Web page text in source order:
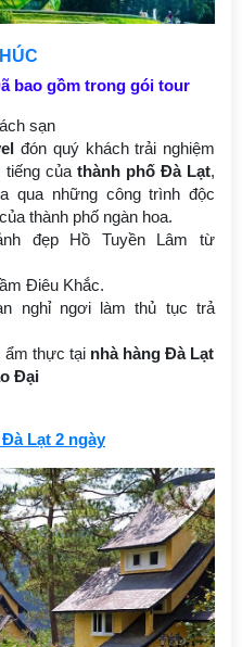
bao gồm trong gói tour
sạn
đón quý khách trải nghiệm
tiếng của thành phố Đà Lạt,
qua những công trình độc
thành phố ngàn hoa.
đẹp Hồ Tuyền Lâm từ
Điêu Khắc.
nghỉ ngơi làm thủ tục trả
thực tại nhà hàng Đà Lạt
Đại
Lạt 2 ngày